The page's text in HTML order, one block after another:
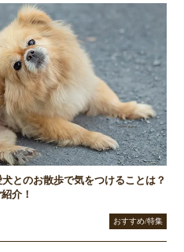
とのお散歩で気をつけることは？
介！
おすすめ/特集